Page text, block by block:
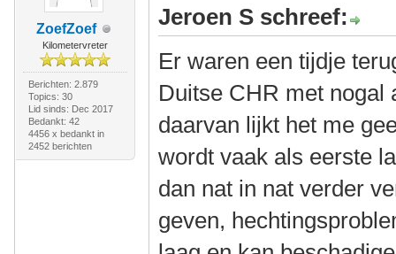
ZoefZoef
Kilometervreter
Berichten: 2.879
Topics: 30
Lid sinds: Dec 2017
Bedankt: 42
4456 x bedankt in
2452 berichten
Jeroen S schreef:
Er waren een tijdje
Duitse CHR met nogal
daarvan lijkt het me
wordt vaak als eerste
dan nat in nat verder
geven,